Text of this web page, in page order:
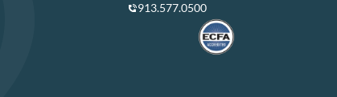
913.577.0500